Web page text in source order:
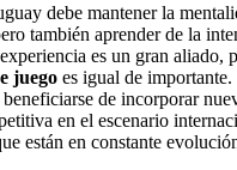
debe mantener la
también aprender de la
es un gran aliado,
juego es igual de
de incorporar
en el escenario
están en constante